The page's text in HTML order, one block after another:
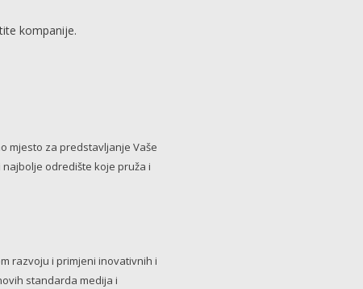
kompanije.
mjesto za predstavljanje Vaše
odredište koje pruža i
razvoju i primjeni inovativnih i
standarda medija i